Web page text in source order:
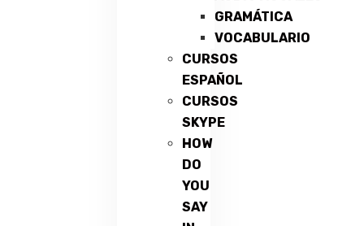
GRAMÁTICA
VOCABULARIO
CURSOS
ESPAÑOL
CURSOS
SKYPE
HOW
DO
YOU
SAY